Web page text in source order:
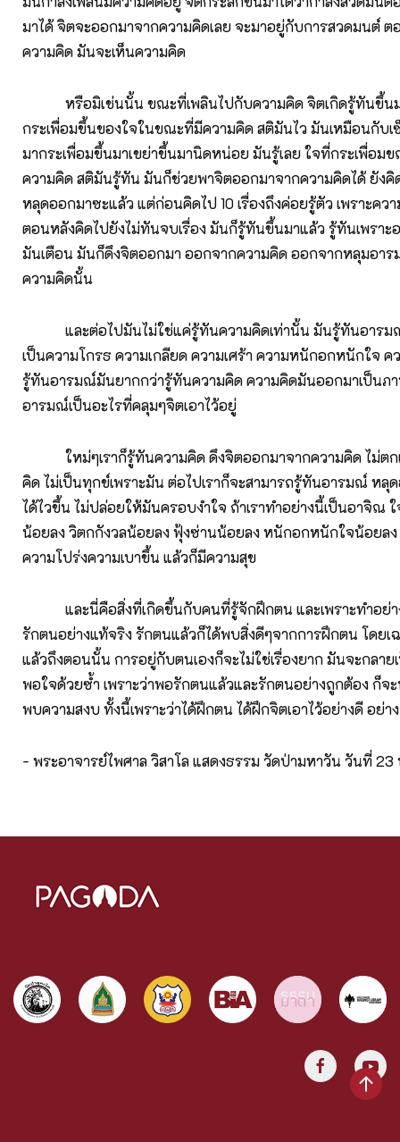
มาได้ จิตจะออกมาจากความคิดเลย จะมาอยู่กับการสวดมนต์
ความคิด มันจะเห็นความคิด
หรือมิเช่นนั้น ขณะที่เพลินไปกับความคิด จิตเกิดรู้ทันขึ้นม
กระเพื่อมขึ้นของใจในขณะที่มีความคิด สติมันไว มันเหมือนกับเ
มากระเพื่อมขึ้นมาเขย่าขึ้นมานิดหน่อย มันรู้เลย ใจที่กระเพื่อม
ความคิด สติมันรู้ทัน มันก็ช่วยพาจิตออกมาจากความคิดได้ ยังคิ
หลุดออกมาซะแล้ว แต่ก่อนคิดไป 10 เรื่องถึงค่อยรู้ตัว เพราะคว
ตอนหลังคิดไปยังไม่ทันจบเรื่อง มันก็รู้ทันขึ้นมาแล้ว รู้ทันเพราะอ
มันเตือน มันก็ดึงจิตออกมา ออกจากความคิด ออกจากหลุมอา
ความคิดนั้น
และต่อไปมันไม่ใช่แค่รู้ทันความคิดเท่านั้น มันรู้ทันอารมณ์
เป็นความโกรธ ความเกลียด ความเศร้า ความหนักอกหนักใจ ค
รู้ทันอารมณ์มันยากกว่ารู้ทันความคิด ความคิดมันออกมาเป็นภา
อารมณ์เป็นอะไรที่คลุมๆจิตเอาไว้อยู่
ใหม่ๆเราก็รู้ทันความคิด ดึงจิตออกมาจากความคิด ไม่ตก
คิด ไม่เป็นทุกข์เพราะมัน ต่อไปเราก็จะสามารถรู้ทันอารมณ์ ห
ได้ไวขึ้น ไม่ปล่อยให้มันครอบงำใจ ถ้าเราทำอย่างนี้เป็นอาจิณ
น้อยลง วิตกกังวลน้อยลง ฟุ้งซ่านน้อยลง หนักอกหนักใจน้อยลง
ความโปร่งความเบาขึ้น แล้วก็มีความสุข
และนี่คือสิ่งที่เกิดขึ้นกับคนที่รู้จักฝึกตน และเพราะทำอย่าง
รักตนอย่างแท้จริง รักตนแล้วก็ได้พบสิ่งดีๆจากการฝึกตน โดยเ
แล้วถึงตอนนั้น การอยู่กับตนเองก็จะไม่ใช่เรื่องยาก มันจะกลาย
พอใจด้วยซ้ำ เพราะว่าพอรักตนแล้วและรักตนอย่างถูกต้อง ก็จ
พบความสงบ ทั้งนี้เพราะว่าได้ฝึกตน ได้ฝึกจิตเอาไว้อย่างดี อย่า
- พระอาจารย์ไพศาล วิสาโล แสดงธรรม วัดป่ามหาวัน วันที่